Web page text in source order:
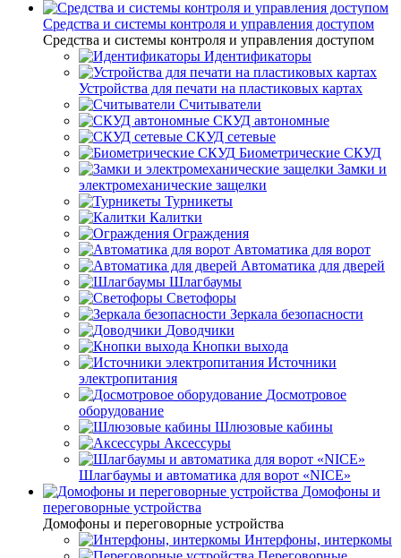
Средства и системы контроля и управления доступом
Средства и системы контроля и управления доступом
Идентификаторы
Устройства для печати на пластиковых картах
Считыватели
СКУД автономные
СКУД сетевые
Биометрические СКУД
Замки и
электромеханические защелки
Турникеты
Калитки
Ограждения
Автоматика для ворот
Автоматика для дверей
Шлагбаумы
Светофоры
Зеркала безопасности
Доводчики
Кнопки выхода
Источники
электропитания
Досмотровое
оборудование
Шлюзовые кабины
Аксессуры
Шлагбаумы и автоматика для ворот «NICE»
Домофоны и
переговорные устройства
Домофоны и переговорные устройства
Интерфоны, интеркомы